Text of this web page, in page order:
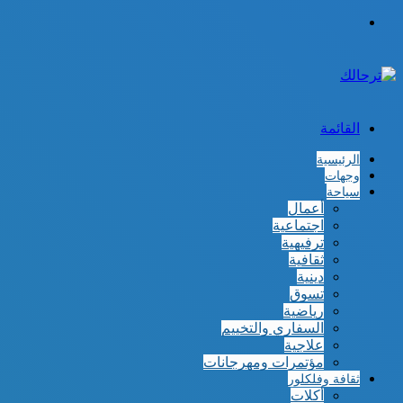
القائمة
الرئيسية
وجهات
سياحة
أعمال
اجتماعية
ترفيهية
ثقافية
دينية
تسوق
رياضية
السفاري والتخييم
علاجية
مؤتمرات ومهرجانات
ثقافة وفلكلور
أكلات